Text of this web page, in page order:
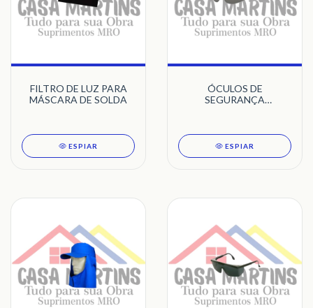
FILTRO DE LUZ PARA
MÁSCARA DE SOLDA
ESPIAR
ÓCULOS DE
SEGURANÇA
ESPIAR